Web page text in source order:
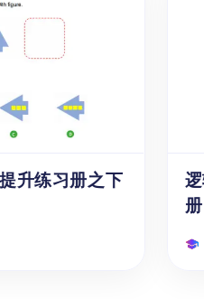
或数据,并用语言准
点。这考察学生的观
2、5、13等题目需
的逻辑关系。考察
察学生的计算技能。
、15题需要学生发现
学生的数感和演绎能
升练习册之下
册